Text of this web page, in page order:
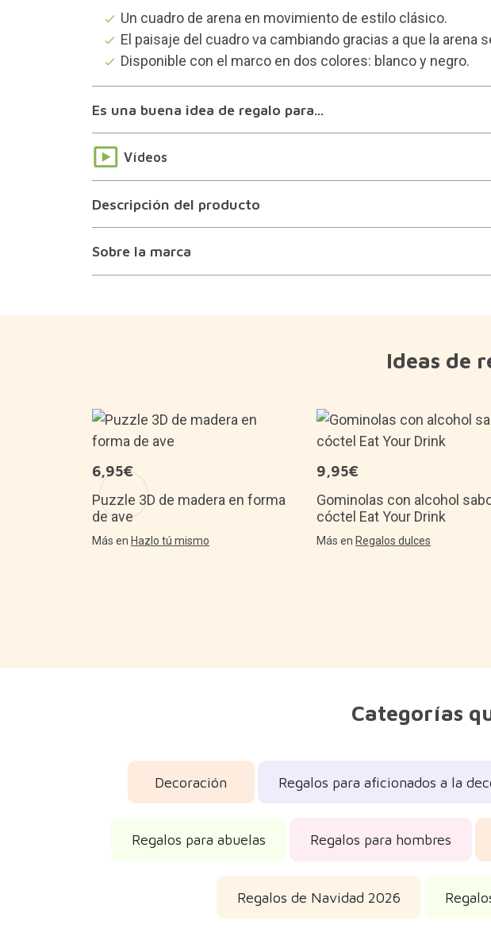
Un cuadro de arena en movimiento de estilo clásico.
El paisaje del cuadro va cambiando gracias a que la arena
Disponible con el marco en dos colores: blanco y negro.
Es una buena idea de regalo para...
Vídeos
Descripción del producto
Sobre la marca
Ideas de
6,95€
Puzzle 3D de madera en forma
de ave
Más en Hazlo tú mismo
9,95€
Gominolas con alcohol
cóctel Eat Your Drink
Más en Regalos dulces
Categorías
Decoración Regalos para aficionados a la
Regalos para abuelas Regalos para hombres
Regalos de Navidad 2026